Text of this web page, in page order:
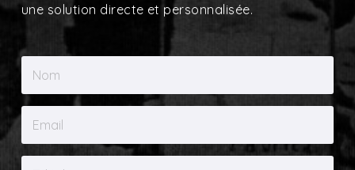
une solution directe et personnalisée.